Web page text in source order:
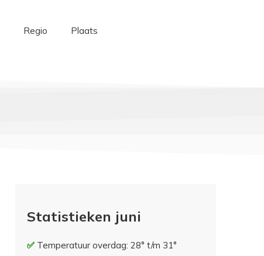
Regio Plaats
Statistieken juni
Temperatuur overdag: 28° t/m 31°